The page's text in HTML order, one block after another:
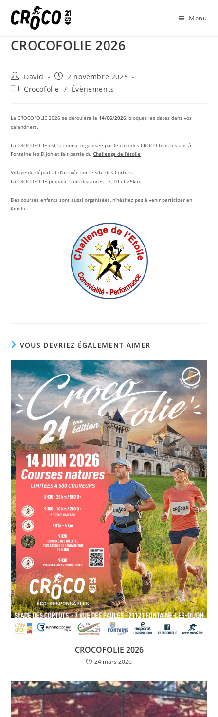
Menu
CROCOFOLIE 2026
Auteur/autrice
de
la
David
Publication
publiée :
2 novembre 2025
PostCrocofolie / Évènements
La CROCOFOLIE 2026 se déroulera le 14/06/2026, bloquez les dates dans vos
calendriers.
La CROCOFOLIE est la course organisée par le club des CROCO tous les ans à
Fontaine les Dijon et fait partie duChallenge de l’étoile
Village de départ et d’arrivée sur le site des Cortots.
La CROCOFOLIE propose trois distances : 5, 10 et 25km.
Des courses enfants sont aussi organisées, n’hésitez pas à venir participer en
famille.
VOUS DEVRIEZ ÉGALEMENT AIMER
CROCOFOLIE 2026
24 mars 2026